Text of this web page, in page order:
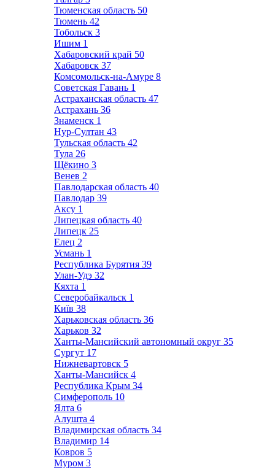
Тюменская область 50
Тюмень 42
Тобольск 3
Ишим 1
Хабаровский край 50
Хабаровск 37
Комсомольск-на-Амуре 8
Советская Гавань 1
Астраханская область 47
Астрахань 36
Знаменск 1
Нур-Султан 43
Тульская область 42
Тула 26
Щёкино 3
Венев 2
Павлодарская область 40
Павлодар 39
Аксу 1
Липецкая область 40
Липецк 25
Елец 2
Усмань 1
Республика Бурятия 39
Улан-Удэ 32
Кяхта 1
Северобайкальск 1
Київ 38
Харьковская область 36
Харьков 32
Ханты-Мансийский автономный округ 35
Сургут 17
Нижневартовск 5
Ханты-Мансийск 4
Республика Крым 34
Симферополь 10
Ялта 6
Алушта 4
Владимирская область 34
Владимир 14
Ковров 5
Муром 3